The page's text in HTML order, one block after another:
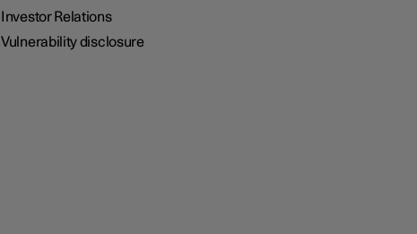
Investor Relations
Vulnerability disclosure